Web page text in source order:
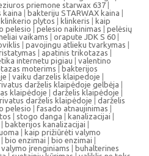
priemone starwax 637 |
kaina | bakteriju STARWAX kaina |
klinkerio plytos | klinkeris | kaip
pelesio | pelesio naikinimas | pelėsių
vaikams | orapute JDK S 60 |
| pavojingu atlieku tvarkymas |
| apatinis trikotazas |
internetu pigiau | valentino
moterims | bakterijos
| vaiku darzelis klaipedoje |
darželis klaipėdoje gelbėja |
klaipėdoje | darželis klaipėdoje |
darželis klaipėdoje | darželis
pelesio | fasado atnaujinimas |
| stogo danga | kanalizacijai |
| bakterijos kanalizacijai |
| kaip prižiūrėti valymo
| bio enzimai | bio enzimai |
įrenginiams | buhalterines